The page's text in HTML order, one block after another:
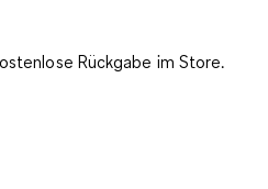
Rückgabe im Store.